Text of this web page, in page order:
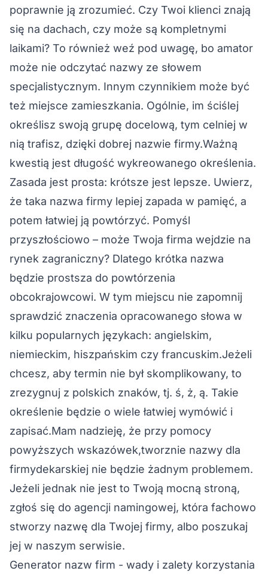
poprawnie ją zrozumieć. Czy Twoi klienci znają
się na dachach, czy może są kompletnymi
laikami? To również weź pod uwagę, bo amator
może nie odczytać nazwy ze słowem
specjalistycznym. Innym czynnikiem może być
też miejsce zamieszkania. Ogólnie, im ściślej
określisz swoją grupę docelową, tym celniej w
nią trafisz, dzięki dobrej nazwie firmy.Ważną
kwestią jest długość wykreowanego określenia.
Zasada jest prosta: krótsze jest lepsze. Uwierz,
że taka nazwa firmy lepiej zapada w pamięć, a
potem łatwiej ją powtórzyć. Pomyśl
przyszłościowo – może Twoja firma wejdzie na
rynek zagraniczny? Dlatego krótka nazwa
będzie prostsza do powtórzenia
obcokrajowcowi. W tym miejscu nie zapomnij
sprawdzić znaczenia opracowanego słowa w
kilku popularnych językach: angielskim,
niemieckim, hiszpańskim czy francuskim.Jeżeli
chcesz, aby termin nie był skomplikowany, to
zrezygnuj z polskich znaków, tj. ś, ż, ą. Takie
określenie będzie o wiele łatwiej wymówić i
zapisać.Mam nadzieję, że przy pomocy
powyższych wskazówek,tworznie nazwy dla
firmydekarskiej nie będzie żadnym problemem.
Jeżeli jednak nie jest to Twoją mocną stroną,
zgłoś się do agencji namingowej, która fachowo
stworzy nazwę dla Twojej firmy, albo poszukaj
jej w naszym serwisie.
Generator nazw firm - wady i zalety korzystania